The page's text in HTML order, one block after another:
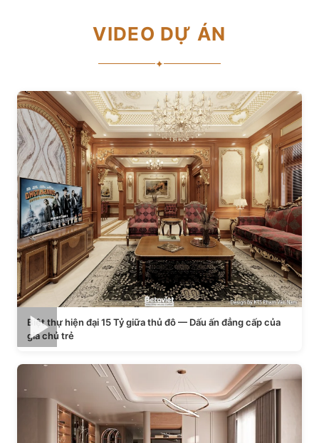
VIDEO DỰ ÁN
✦
Biệt thự hiện đại 15 Tỷ giữa thủ đô — Dấu ấn đẳng cấp của
gia chủ trẻ